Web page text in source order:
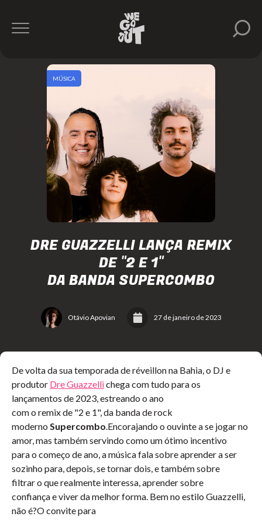
DRE GUAZZELLI LANÇA REMIX
DE "2 E 1"
DA BANDA SUPERCOMBO
Otávio Apovian 27 de janeiro de 2023
MÚSICA
De volta da sua temporada de réveillon na Bahia, o DJ e
produtor Dre Guazzellichega com tudo para os
lançamentos de 2023, estreando o ano
com o remix de "2 e 1", da banda de rock
moderno Supercombo.Encorajando o ouvinte a se jogar no
amor, mas também servindo como um ótimo incentivo
para o começo de ano, a música fala sobre aprender a ser
sozinho para, depois, se tornar dois, e também sobre
filtrar o que realmente interessa, aprender sobre
confiança e viver da melhor forma. Bem no estilo Guazzelli,
não é?O convite para